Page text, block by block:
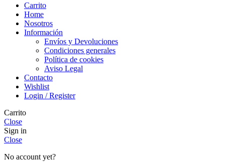
Carrito
Home
Nosotros
Información
Envíos y Devoluciones
Condiciones generales
Política de cookies
Aviso Legal
Contacto
Wishlist
Login / Register
Carrito
Close
Sign in
Close
No account yet?